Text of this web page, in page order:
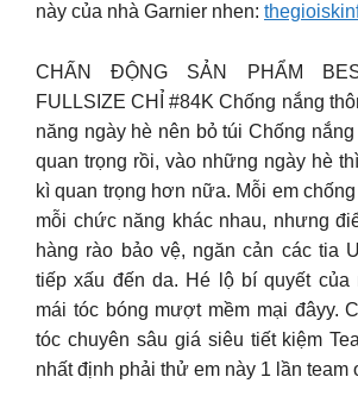
này của nhà Garnier nhen:
CHẤN ĐỘNG SẢN PHẨM
FULLSIZE CHỈ #84K Chống nắng
năng ngày hè nên bỏ túi Chống
quan trọng rồi, vào những ngày hè
kì quan trọng hơn nữa. Mỗi em
mỗi chức năng khác nhau, nhưng
hàng rào bảo vệ, ngăn cản các tia
tiếp xấu đến da. Hé lộ bí quyết
mái tóc bóng mượt mềm mại đâyy.
tóc chuyên sâu giá siêu tiết kiệm
nhất định phải thử em này 1 lần team